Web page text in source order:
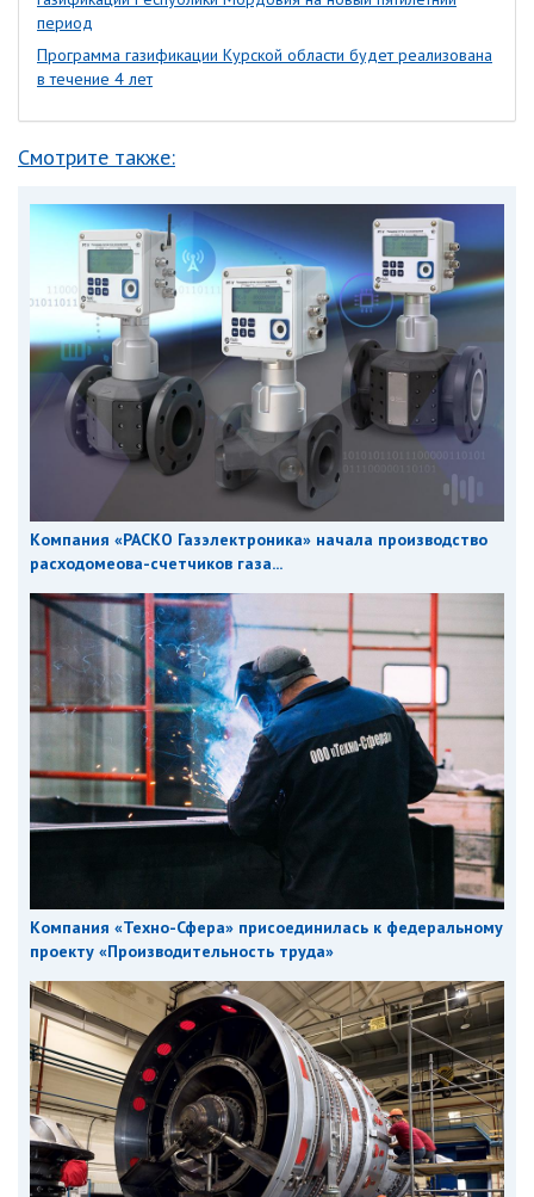
период
Программа газификации Курской области будет реализована
в течение 4 лет
Смотрите также:
Компания «РАСКО Газэлектроника» начала производство
расходомеова-счетчиков газа...
Компания «Техно-Сфера» присоединилась к федеральному
проекту «Производительность труда»